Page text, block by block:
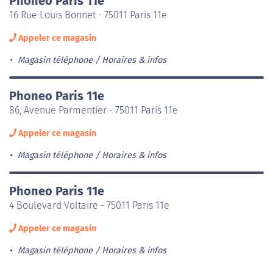
16 Rue Louis Bonnet - 75011 Paris 11e
Appeler ce magasin
Magasin téléphone Horaires & infos
Phoneo Paris 11e
86, Avenue Parmentier - 75011 Paris 11e
Appeler ce magasin
Magasin téléphone Horaires & infos
Phoneo Paris 11e
4 Boulevard Voltaire - 75011 Paris 11e
Appeler ce magasin
Magasin téléphone Horaires & infos